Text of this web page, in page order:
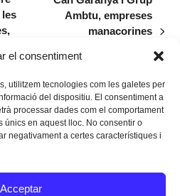
el consentiment
utilitzem tecnologies com les galetes per
del dispositiu. El consentiment a
processar dades com el comportament
únics en aquest lloc. No consentir o
negativament a certes característiques i
Acceptar
les
post:
Ambtu, empreses
manacorines
Premis PIMEM 2025
Instagram
Facebook
Twitter
Texts Legals